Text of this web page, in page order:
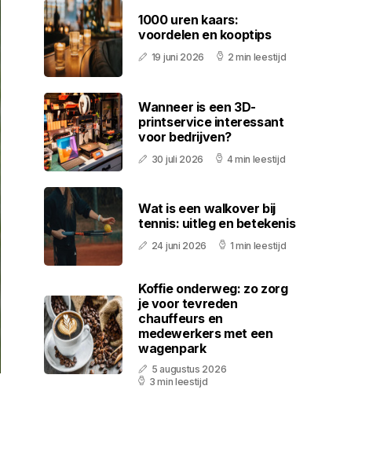
1000 uren kaars:
voordelen en kooptips
19 juni 2026 2 min leestijd
Wanneer is een 3D-
printservice interessant
voor bedrijven?
30 juli 2026 4 min leestijd
Wat is een walkover bij
tennis: uitleg en betekenis
24 juni 2026 1 min leestijd
Koffie onderweg: zo zorg
je voor tevreden
chauffeurs en
medewerkers met een
wagenpark
5 augustus 2026
3 min leestijd